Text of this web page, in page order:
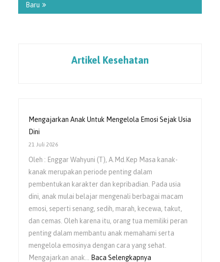
Baru
Artikel Kesehatan
Mengajarkan Anak Untuk Mengelola Emosi Sejak Usia
Dini
21 Juli 2026
Oleh : Enggar Wahyuni (T), A.Md.Kep Masa kanak-
kanak merupakan periode penting dalam
pembentukan karakter dan kepribadian. Pada usia
dini, anak mulai belajar mengenali berbagai macam
emosi, seperti senang, sedih, marah, kecewa, takut,
dan cemas. Oleh karena itu, orang tua memiliki peran
penting dalam membantu anak memahami serta
mengelola emosinya dengan cara yang sehat.
Mengajarkan anak…
Baca Selengkapnya